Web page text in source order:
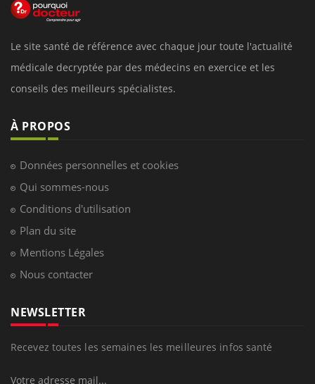
Le site santé de référence avec chaque jour toute l'actualité
médicale decryptée par des médecins en exercice et les
conseils des meilleurs spécialistes.
À PROPOS
Données personnelles et cookies
Qui sommes-nous
Conditions d'utilisation
Plan du site
Mentions Légales
Nous contacter
NEWSLETTER
Recevez toutes les semaines les meilleures infos santé